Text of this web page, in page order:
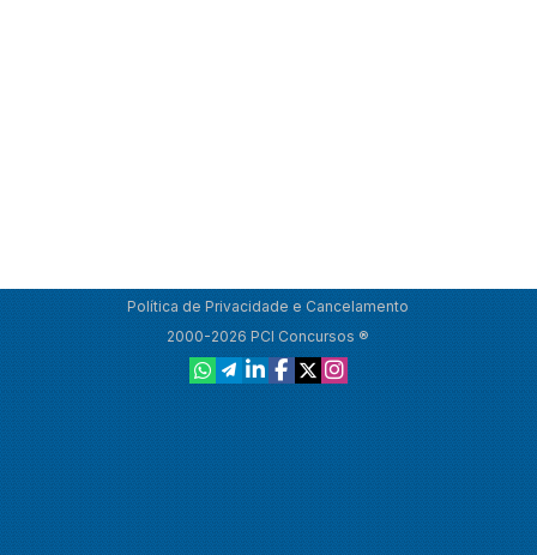
Política de Privacidade e Cancelamento
2000-2026 PCI Concursos ®